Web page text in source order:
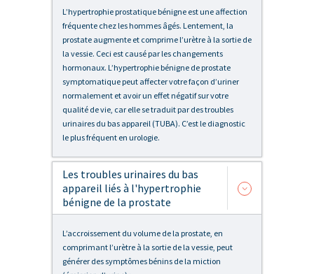
L’hypertrophie prostatique bénigne est une affection
fréquente chez les hommes âgés. Lentement, la
prostate augmente et comprime l’urètre à la sortie de
la vessie. Ceci est causé par les changements
hormonaux. L’hypertrophie bénigne de prostate
symptomatique peut affecter votre façon d’uriner
normalement et avoir un effet négatif sur votre
qualité de vie, car elle se traduit par des troubles
urinaires du bas appareil (TUBA). C’est le diagnostic
le plus fréquent en urologie.
Les troubles urinaires du bas
appareil liés à l'hypertrophie
bénigne de la prostate
L’accroissement du volume de la prostate, en
comprimant l’urètre à la sortie de la vessie, peut
générer des symptômes bénins de la miction